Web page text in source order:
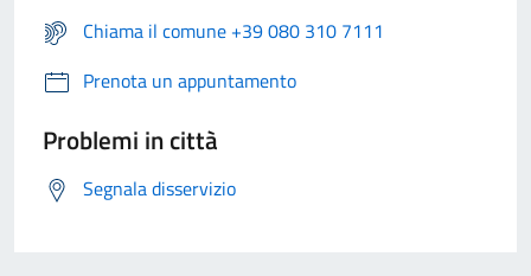
Chiama il comune +39 080 310 7111
Prenota un appuntamento
Problemi in città
Segnala disservizio